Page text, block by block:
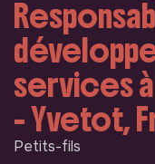
services
- Yvetot,
Petits-fils